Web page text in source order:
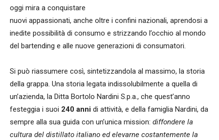
oggi mira a conquistare
nuovi appassionati, anche oltre i confini nazionali, aprendosi a
inedite possibilità di consumo e strizzando l’occhio al mondo
del bartending e alle nuove generazioni di consumatori.
Si può riassumere così, sintetizzandola al massimo, la storia
della grappa. Una storia legata indissolubilmente a quella di
un’azienda, la Ditta Bortolo Nardini S.p.a., che quest’anno
festeggia i suoi 240 anni di attività, e della famiglia Nardini, da
sempre alla sua guida con un’unica mission: diffondere la
cultura del distillato italiano ed elevarne costantemente la